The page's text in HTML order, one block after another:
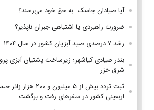
آیا صیادان جاسک به حق خود می‌رسند؟
ضرورت راهبردی یا اشتباهی جبران ناپذیر؟
رشد ۷ درصدی صید آبزیان کشور در سال ۱۴۰۴
بندر صیادی کیاشهر؛ زیرساخت پشتیان آبزی
شرق خزر
ثبت تردد بیش از ۵ میلیون
اربعینی کشور در سفرهای رفت و برگشت